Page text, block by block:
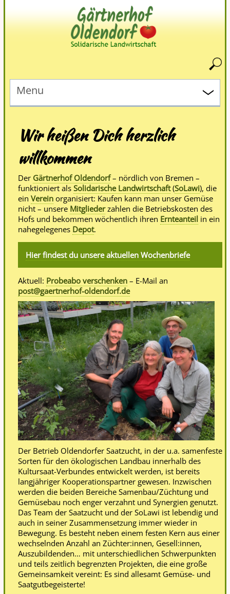
Menu
Wir heißen Dich herzlich
willkommen
Der Gärtnerhof Oldendorf– nördlich von Bremen –
funktioniert als Solidarische Landwirtschaft(SoLawi), die
ein Verein organisiert: Kaufen kann man unser Gemüse
nicht – unsere Mitgliederzahlen die Betriebskosten des
Hofs und bekommen wöchentlich ihren Ernteanteil in ein
nahegelegenes Depot.
Hier findest du unsere aktuellen Wochenbriefe
Aktuell: Probeabo verschenken – E-Mail an
post@gaertnerhof-oldendorf.de
Der Betrieb Oldendorfer Saatzucht, in der u.a. samenfeste
Sorten für den ökologischen Landbau innerhalb des
Kultursaat-Verbundes entwickelt werden, ist bereits
langjähriger Kooperationspartner gewesen. Inzwischen
werden die beiden Bereiche Samenbau/Züchtung und
Gemüsebau noch enger verzahnt und Synergien genutzt.
Das Team der Saatzucht und der SoLawi ist lebendig und
auch in seiner Zusammensetzung immer wieder in
Bewegung. Es besteht neben einem festen Kern aus einer
wechselnden Anzahl an Züchter:innen, Gesell:innen,
Auszubildenden… mit unterschiedlichen Schwerpunkten
und teils zeitlich begrenzten Projekten, die eine große
Gemeinsamkeit vereint: Es sind allesamt Gemüse- und
Saatgutbegeisterte!